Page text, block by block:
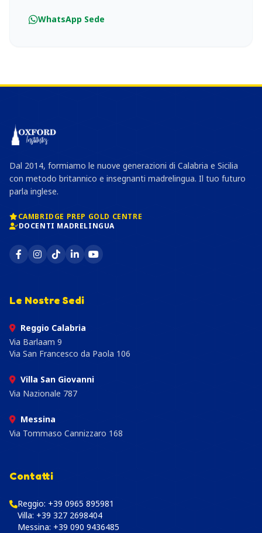
WhatsApp Sede
Dal 2014, formiamo le nuove generazioni di Calabria e Sicilia
con metodo britannico e insegnanti madrelingua. Il tuo futuro
parla inglese.
CAMBRIDGE PREP GOLD CENTRE
DOCENTI MADRELINGUA
Le Nostre Sedi
Reggio Calabria
Via Barlaam 9
Via San Francesco da Paola 106
Villa San Giovanni
Via Nazionale 787
Messina
Via Tommaso Cannizzaro 168
Contatti
Reggio: +39 0965 895981
Villa: +39 327 2698404
Messina: +39 090 9436485